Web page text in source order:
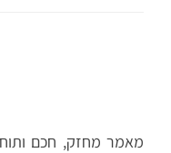
מאמר מחזק, חכם